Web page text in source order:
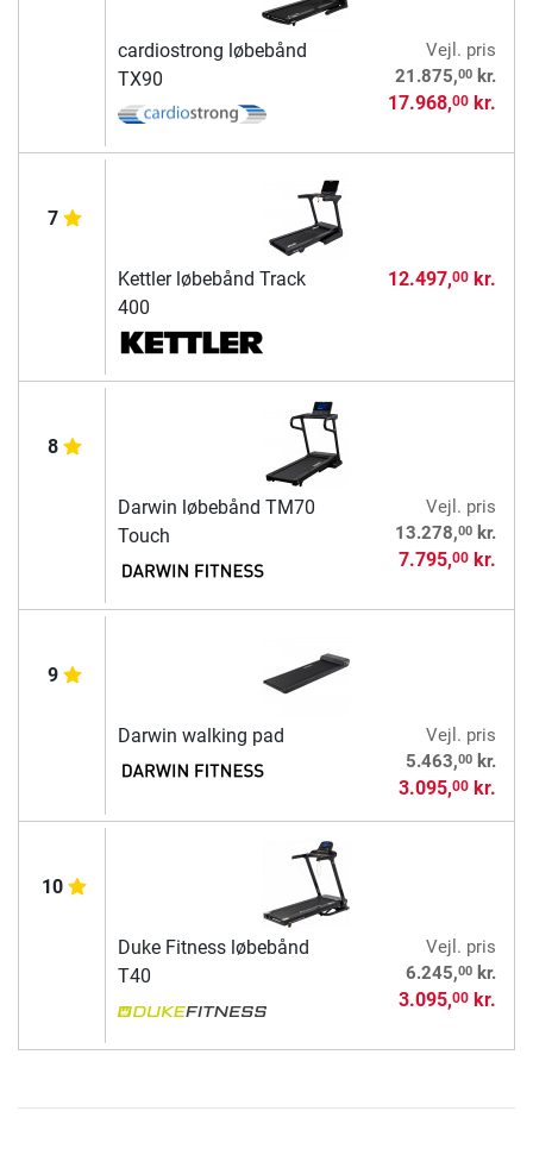
cardiostrong løbebånd
TX90
Vejl. pris
21.875,00kr.
17.968,00kr.
7
Kettler løbebånd Track
400
12.497,00kr.
8
Darwin løbebånd TM70
Touch
Vejl. pris
13.278,00kr.
7.795,00kr.
9
Darwin walking pad
Vejl. pris
5.463,00kr.
3.095,00kr.
10
Duke Fitness løbebånd
T40
Vejl. pris
6.245,00kr.
3.095,00kr.